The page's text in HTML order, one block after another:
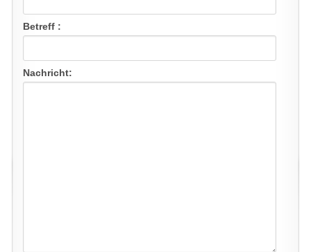
Betreff :
Nachricht: